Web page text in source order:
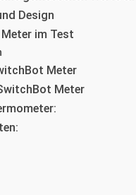
Design
im Test
Meter
Meter